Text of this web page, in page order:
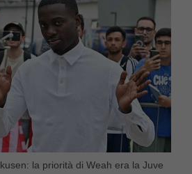
la priorità di Weah era la Juve